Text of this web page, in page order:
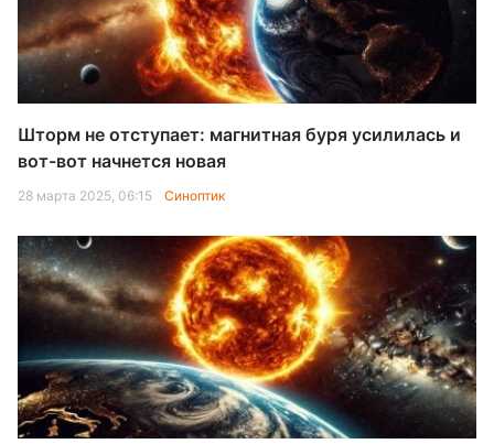
Шторм не отступает: магнитная буря усилилась и
вот-вот начнется новая
28 марта 2025, 06:15 Синоптик